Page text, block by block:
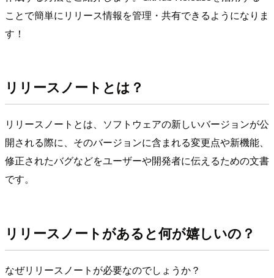
ことで簡単にリリース情報を管理・共有できるようになりま
す！
リリースノートとは？
リリースノートとは、ソフトウェアの新しいバージョンが公
開される際に、そのバージョンに含まれる変更点や新機能、
修正されたバグなどをユーザーや開発者に伝えるための文書
です。
リリースノートがあると何が嬉しいの？
なぜリリースノートが必要なのでしょうか？